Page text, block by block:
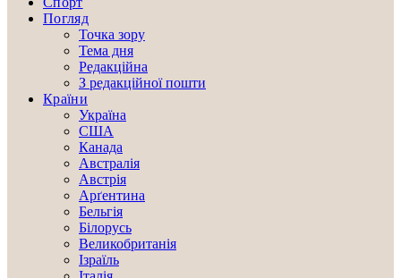
Погляд
Точка зору
Тема дня
Редакційна
З редакційної пошти
Країни
Україна
США
Канада
Австралія
Австрія
Арґентина
Бельгія
Білорусь
Великобританія
Ізраїль